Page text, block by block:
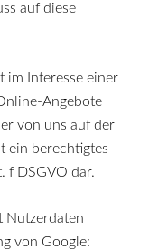
auf diese
im Interesse einer
Angebote
von uns auf der
ein berechtigtes
f DSGVO dar.
Nutzerdaten
von Google: